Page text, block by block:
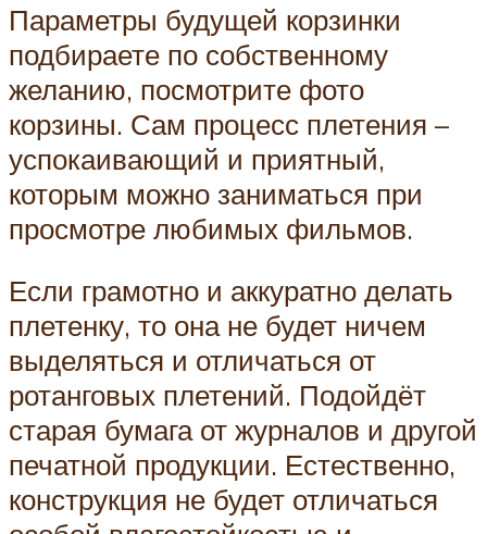
Параметры будущей корзинки
подбираете по собственному
желанию, посмотрите фото
корзины. Сам процесс плетения –
успокаивающий и приятный,
которым можно заниматься при
просмотре любимых фильмов.
Если грамотно и аккуратно делать
плетенку, то она не будет ничем
выделяться и отличаться от
ротанговых плетений. Подойдёт
старая бумага от журналов и другой
печатной продукции. Естественно,
конструкция не будет отличаться